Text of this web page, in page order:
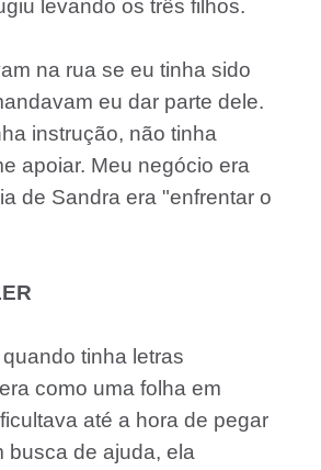
levando os três filhos.
na rua se eu tinha sido
eu dar parte dele.
instrução, não tinha
apoiar. Meu negócio era
de Sandra era "enfrentar o
tinha letras
como uma folha em
até a hora de pegar
busca de ajuda, ela